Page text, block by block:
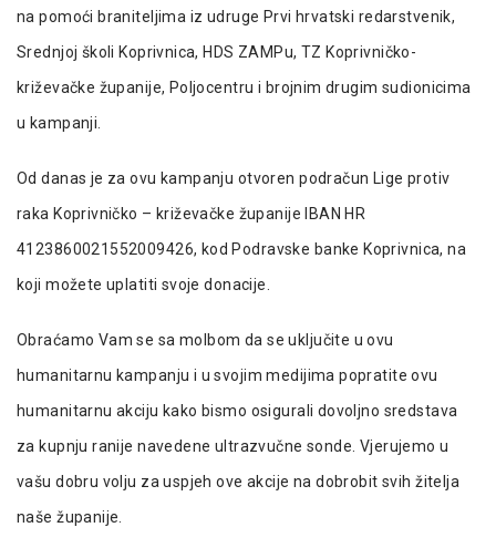
na pomoći braniteljima iz udruge Prvi hrvatski redarstvenik,
Srednjoj školi Koprivnica, HDS ZAMPu, TZ Koprivničko-
križevačke županije, Poljocentru i brojnim drugim sudionicima
u kampanji.
Od danas je za ovu kampanju otvoren podračun Lige protiv
raka Koprivničko – križevačke županije IBAN HR
4123860021552009426, kod Podravske banke Koprivnica, na
koji možete uplatiti svoje donacije.
Obraćamo Vam se sa molbom da se uključite u ovu
humanitarnu kampanju i u svojim medijima popratite ovu
humanitarnu akciju kako bismo osigurali dovoljno sredstava
za kupnju ranije navedene ultrazvučne sonde. Vjerujemo u
vašu dobru volju za uspjeh ove akcije na dobrobit svih žitelja
naše županije.